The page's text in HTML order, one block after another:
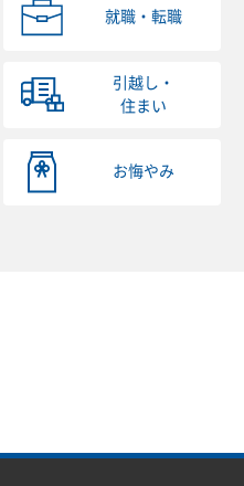
就職・転職
引越し・
住まい
お悔やみ